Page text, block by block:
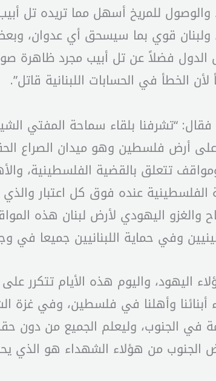
والوصول للمريخ أسهل مما تريده تل
قوي بما سيسحق أي عدوان،
فضلاً عن تل أبيب مجرد ظاهرة
الخطأ في الحسابات اللبنانية قاتل”.
“تشرفنا بلقاء سماحة المفتي
أرض فلسطين وهو ميدان الصراع
تتعلق بالقضية الفلسطينية،
الفلسطينية عنده فوق كل اعتبار
والغزو اليهودي لأرض لبنان هذه
وفي حماية اللبنانيين جميعا في
اليهود، واليوم هذه الأيام تتكرر
أبنائنا وأهلنا في فلسطين، وفي
في الجنوب، وليعلم الجميع من دون
من هؤلاء الشهداء هو الذي